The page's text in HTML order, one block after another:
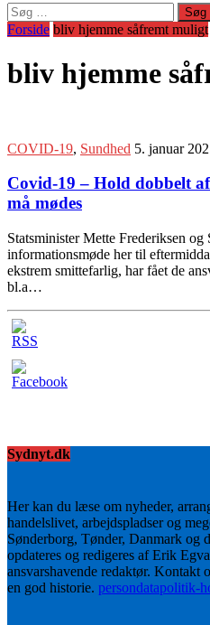
Søg
efter:
Forside bliv hjemme såfremt muligt
bliv hjemme
COVID-19, Sundhed 5. januar
Covid-19 – Hold dobbelt
må mødes
Statsminister Mette Frederiksen
informationsmøde her til
ekstrem smittefarlig, har fået de
bl.a…
Sydnyt.dk
Her kan du læse om nyheder,
handelslivet, arbejdspladser og
Sønderborg, Tønder, Danmark og
opdateres og redigeres af Erik
ansvarshavende redaktør. Kontakt
en god historie. persondatapolitik-